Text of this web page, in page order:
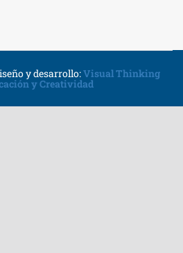
y desarrollo:Visual Thinking
y Creatividad